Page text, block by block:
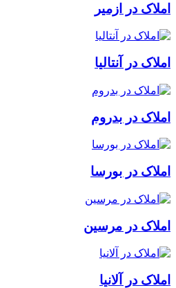
املاک در ازمیر
املاک در آنتالیا
املاک در بدروم
املاک در بورسا
املاک در مرسین
املاک در آلانیا